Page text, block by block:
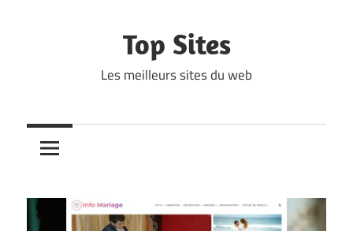
Top Sites
Les meilleurs sites du web